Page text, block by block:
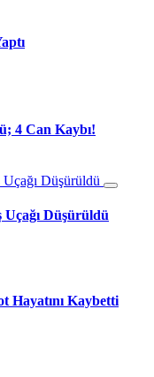
4 Can Kaybı!
Uçağı Düşürüldü
Hayatını Kaybetti